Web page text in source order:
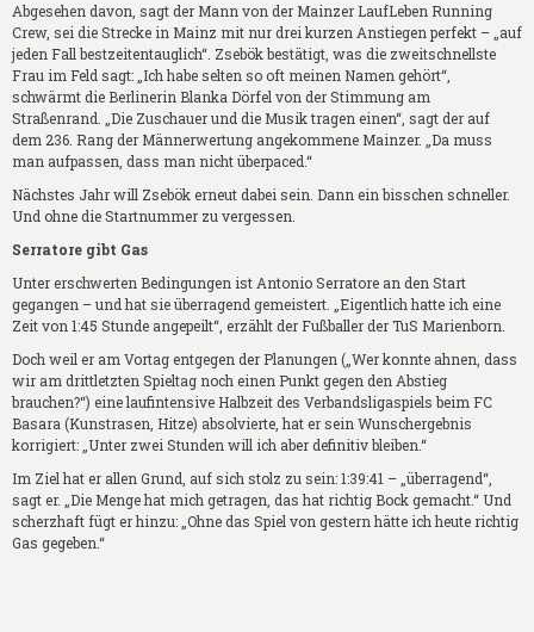
Abgesehen davon, sagt der Mann von der Mainzer LaufLeben Running
Crew, sei die Strecke in Mainz mit nur drei kurzen Anstiegen perfekt – „auf
jeden Fall bestzeitentauglich“. Zsebök bestätigt, was die zweitschnellste
Frau im Feld sagt: „Ich habe selten so oft meinen Namen gehört“,
schwärmt die Berlinerin Blanka Dörfel von der Stimmung am
Straßenrand. „Die Zuschauer und die Musik tragen einen“, sagt der auf
dem 236. Rang der Männerwertung angekommene Mainzer. „Da muss
man aufpassen, dass man nicht überpaced.“
Nächstes Jahr will Zsebök erneut dabei sein. Dann ein bisschen schneller.
Und ohne die Startnummer zu vergessen.
Serratore gibt Gas
Unter erschwerten Bedingungen ist Antonio Serratore an den Start
gegangen – und hat sie überragend gemeistert. „Eigentlich hatte ich eine
Zeit von 1:45 Stunde angepeilt“, erzählt der Fußballer der TuS Marienborn.
Doch weil er am Vortag entgegen der Planungen („Wer konnte ahnen, dass
wir am drittletzten Spieltag noch einen Punkt gegen den Abstieg
brauchen?“) eine laufintensive Halbzeit des Verbandsligaspiels beim FC
Basara (Kunstrasen, Hitze) absolvierte, hat er sein Wunschergebnis
korrigiert: „Unter zwei Stunden will ich aber definitiv bleiben.“
Im Ziel hat er allen Grund, auf sich stolz zu sein: 1:39:41 – „überragend“,
sagt er. „Die Menge hat mich getragen, das hat richtig Bock gemacht.“ Und
scherzhaft fügt er hinzu: „Ohne das Spiel von gestern hätte ich heute richtig
Gas gegeben.“